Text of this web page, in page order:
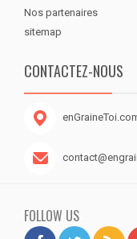
Nos partenaires
sitemap
CONTACTEZ-NOUS
FOLLOW US